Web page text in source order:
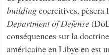
buildingcoercitives, pèsera
Department of Defense
conséquences sur la
américaine en Libye en est